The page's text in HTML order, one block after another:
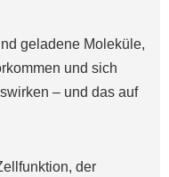
geladene Moleküle,
und sich
– und das auf
der